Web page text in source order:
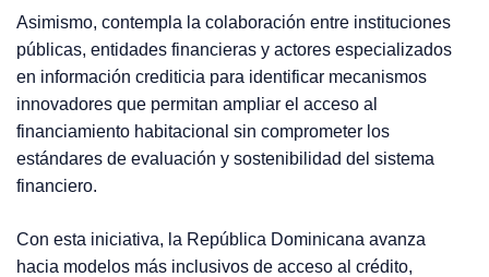
Asimismo, contempla la colaboración entre instituciones
públicas, entidades financieras y actores especializados
en información crediticia para identificar mecanismos
innovadores que permitan ampliar el acceso al
financiamiento habitacional sin comprometer los
estándares de evaluación y sostenibilidad del sistema
financiero.
Con esta iniciativa, la República Dominicana avanza
hacia modelos más inclusivos de acceso al crédito,